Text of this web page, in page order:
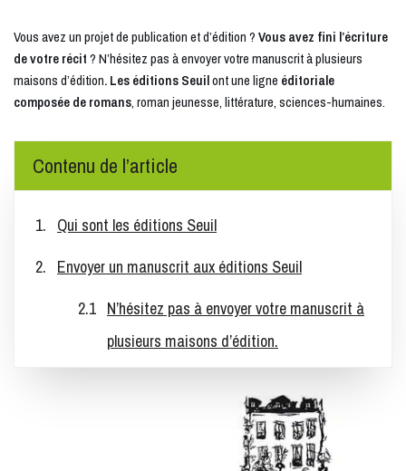
Vous avez un projet de publication et d’édition ?Vous avez fini l’écriture
de votre récit? N’hésitez pas à envoyer votre manuscrit à plusieurs
maisons d’édition. Les éditions Seuilont une ligne éditoriale
composée de romans, roman jeunesse, littérature, sciences-humaines.
Contenu de l’article
Qui sont les éditions Seuil
Envoyer un manuscrit aux éditions Seuil
N’hésitez pas à envoyer votre manuscrit à
plusieurs maisons d’édition.